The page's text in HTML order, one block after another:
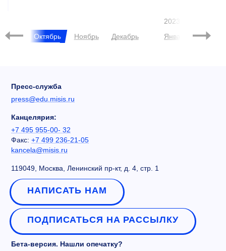
Октябрь Ноябрь Декабрь
2023
Январь
Пресс-служба
press@edu.misis.ru
Канцелярия:
+7 495 955-00- 32
Факс: +7 499 236-21-05
kancela@misis.ru
119049, Москва, Ленинский пр-кт, д. 4, стр. 1
НАПИСАТЬ НАМ
ПОДПИСАТЬСЯ НА РАССЫЛКУ
Бета-версия. Нашли опечатку?